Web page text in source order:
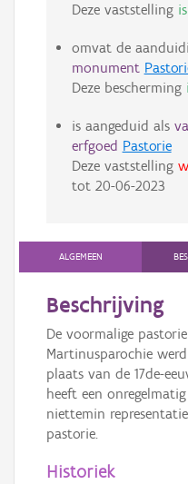
Deze vaststelling
omvat de
monument
Deze bescherming
is aangeduid als
erfgoed Pastorie
Deze vaststelling
tot 20-06-2023
ALGEMEEN
Beschrijving
De voormalige
Martinusparochie
plaats van de 17de-
heeft een
niettemin
pastorie.
Historiek